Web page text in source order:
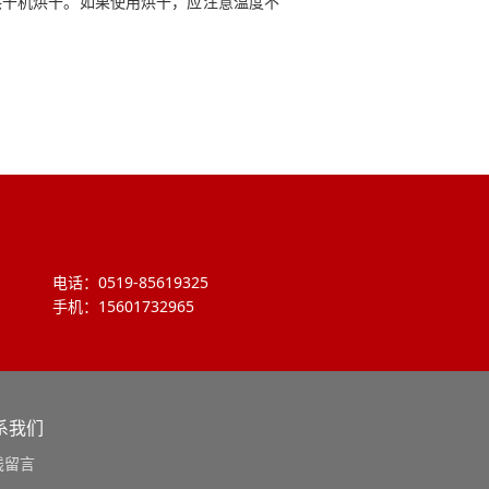
电话：0519-85619325
手机：15601732965
我们
留言